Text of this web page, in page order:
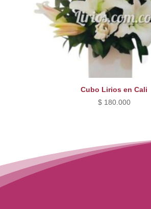
Cubo Lirios en Cali
$180.000